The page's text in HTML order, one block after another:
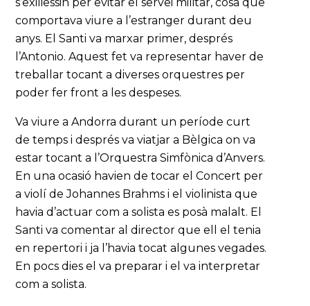
comportava viure a l’estranger durant deu
anys. El Santi va marxar primer, després
l’Antonio. Aquest fet va representar haver de
treballar tocant a diverses orquestres per
poder fer front a les despeses.
Va viure a Andorra durant un període curt
de temps i després va viatjar a Bèlgica on va
estar tocant a l’Orquestra Simfònica d’Anvers.
En una ocasió havien de tocar el Concert per
a violí de Johannes Brahms i el violinista que
havia d’actuar com a solista es posà malalt. El
Santi va comentar al director que ell el tenia
en repertori i ja l’havia tocat algunes vegades.
En pocs dies el va preparar i el va interpretar
com a solista.